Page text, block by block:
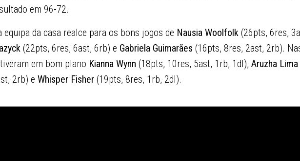
em 96-72.
equipa da casa realce para os bons jogos de Nausia Woolfolk (26pts, 6res,
(22pts, 6res, 6ast, 6rb) e Gabriela Guimarães (16pts, 8res, 2ast, 2rb).
em bom plano Kianna Wynn (18pts, 10res, 5ast, 1rb, 1dl), Aruzha Lima
2rb) e Whisper Fisher (19pts, 8res, 1rb, 2dl).